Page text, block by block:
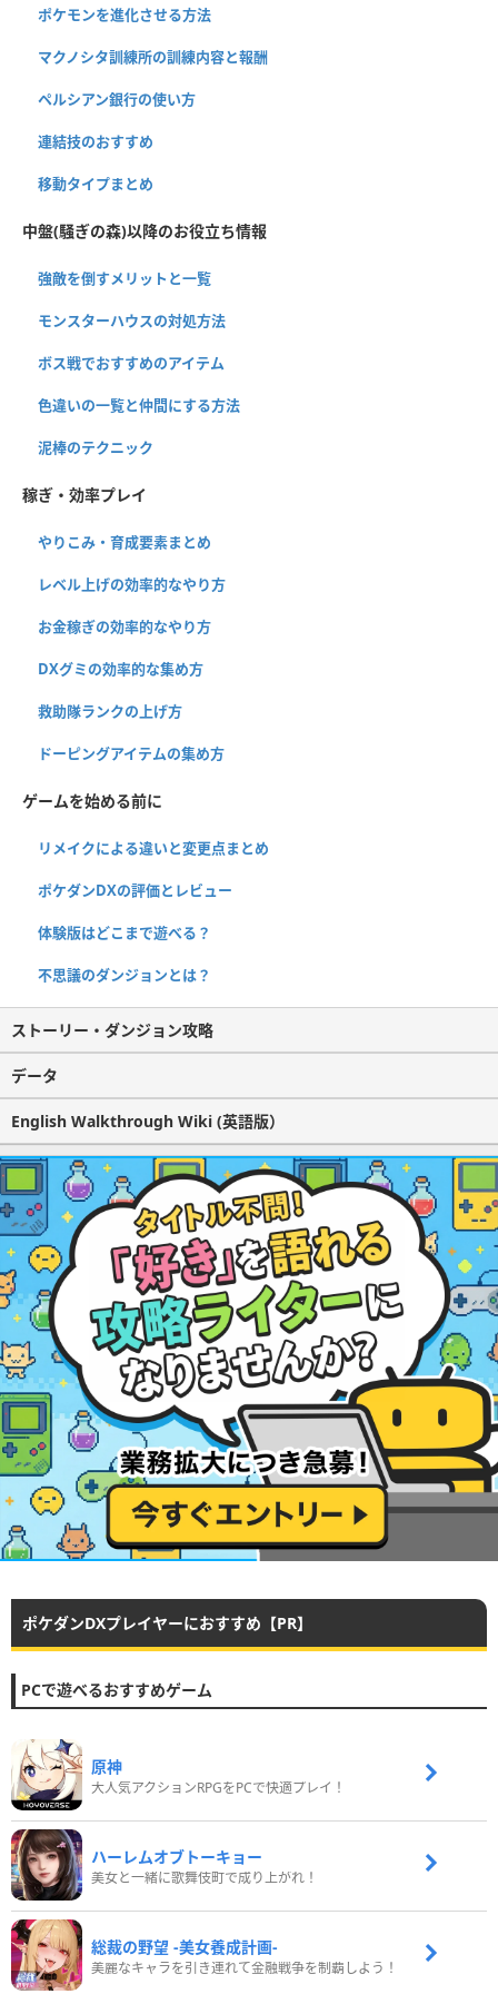
ポケモンを進化させる方法
マクノシタ訓練所の訓練内容と報酬
ペルシアン銀行の使い方
連結技のおすすめ
移動タイプまとめ
中盤(騒ぎの森)以降のお役立ち情報
強敵を倒すメリットと一覧
モンスターハウスの対処方法
ボス戦でおすすめのアイテム
色違いの一覧と仲間にする方法
泥棒のテクニック
稼ぎ・効率プレイ
やりこみ・育成要素まとめ
レベル上げの効率的なやり方
お金稼ぎの効率的なやり方
DXグミの効率的な集め方
救助隊ランクの上げ方
ドーピングアイテムの集め方
ゲームを始める前に
リメイクによる違いと変更点まとめ
ポケダンDXの評価とレビュー
体験版はどこまで遊べる？
不思議のダンジョンとは？
ストーリー・ダンジョン攻略
データ
English Walkthrough Wiki (英語版）
ポケダンDXプレイヤーにおすすめ【PR】
PCで遊べるおすすめゲーム
原神
大人気アクションRPGをPCで快適プレイ！
ハーレムオブトーキョー
美女と一緒に歌舞伎町で成り上がれ！
総裁の野望 -美女養成計画-
美麗なキャラを引き連れて金融戦争を制覇しよう！